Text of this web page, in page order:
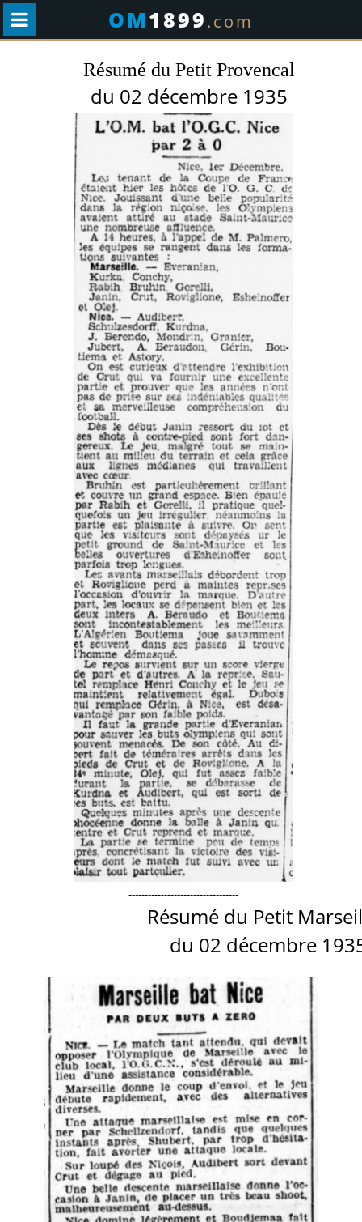
OM1899.com
Résumé du Petit Provencal
du 02 décembre 1935
----------------------------------
Résumé du Petit
du 02 décembre